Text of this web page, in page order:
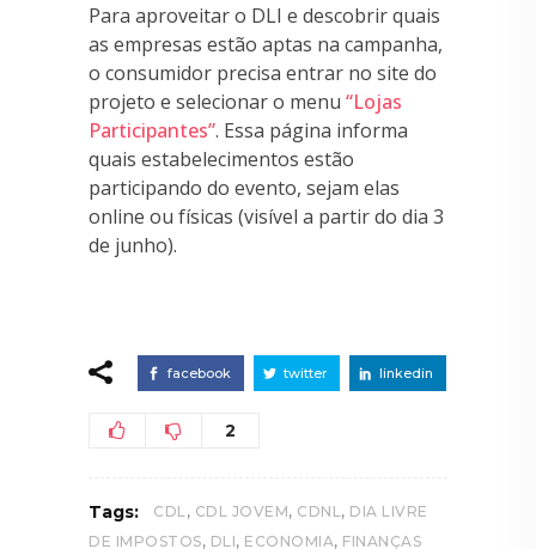
Para aproveitar o DLI e descobrir quais
as empresas estão aptas na campanha,
o consumidor precisa entrar no site do
projeto e selecionar o menu “Lojas
Participantes”. Essa página informa
quais estabelecimentos estão
participando do evento, sejam elas
online ou físicas (visível a partir do dia 3
de junho).
facebook twitter linkedin
2
Tags: CDL , CDL JOVEM, CDNL , DIA LIVRE
DE IMPOSTOS, DLI, ECONOMIA, FINANÇAS